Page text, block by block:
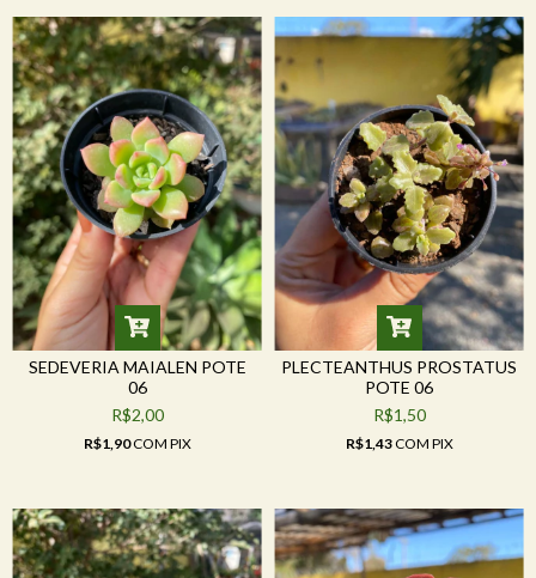
SEDEVERIA MAIALEN POTE
06
R$2,00
R$1,90COM PIX
PLECTEANTHUS PROSTATUS
POTE 06
R$1,50
R$1,43COM PIX